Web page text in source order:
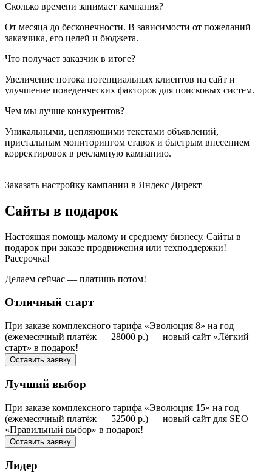
Сколько времени занимает кампания?
От месяца до бесконечности. В зависимости от пожеланий
заказчика, его целей и бюджета.
Что получает заказчик в итоге?
Увеличение потока потенциальных клиентов на сайт и
улучшение поведенческих факторов для поисковых систем.
Чем мы лучше конкурентов?
Уникальными, цепляющими текстами объявлений,
пристальным мониторингом ставок и быстрым внесением
корректировок в рекламную кампанию.
Заказать настройку кампании в Яндекс Директ
Сайты в подарок
Настоящая помощь малому и среднему бизнесу. Сайты в
подарок при заказе продвижения или техподдержки!
Рассрочка!
Делаем сейчас — платишь потом!
Отличный старт
При заказе комплексного тарифа «Эволюция 8» на год
(ежемесячный платёж — 28000 р.) — новый сайт «Лёгкий
старт» в подарок!
Оставить заявку
Лучший выбор
При заказе комплексного тарифа «Эволюция 15» на год
(ежемесячный платёж — 52500 р.) — новый сайт для SEO
«Правильный выбор» в подарок!
Оставить заявку
Лидер